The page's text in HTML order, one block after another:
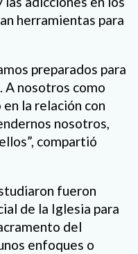
herramientas para
preparados para
nosotros como
la relación con
nosotros,
compartió
fueron
de la Iglesia para
del
enfoques o